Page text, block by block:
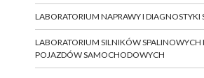
LABORATORIUM NAPRAWY I
LABORATORIUM SILNIKÓW SPALINOWYCH
POJAZDÓW SAMOCHODOWYCH